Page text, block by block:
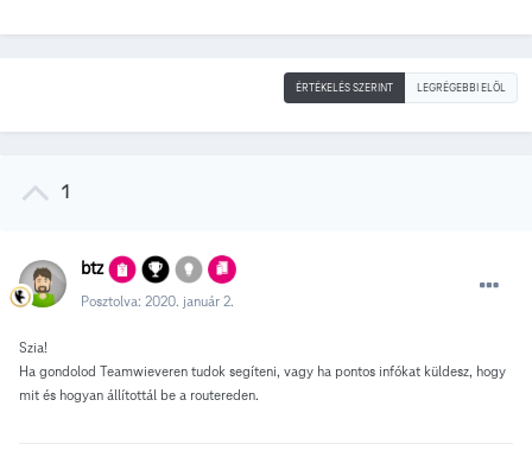
ÉRTÉKELÉS SZERINT LEGRÉGEBBI ELÖL
1
btz
Posztolva: 2020. január 2.
Szia!
Ha gondolod Teamwieveren tudok segíteni, vagy ha pontos infókat küldesz, hogy
mit és hogyan állítottál be a routereden.